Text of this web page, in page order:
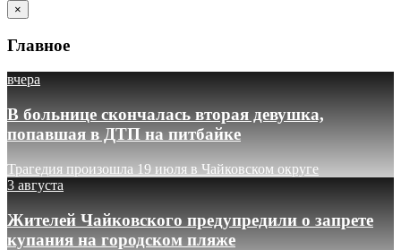
×
Главное
вчера
В больнице скончалась вторая девушка,
попавшая в ДТП на питбайке
Трагедия произошла 19 июля в Чайковском округе
3 августа
Жителей Чайковского предупредили о запрете
купания на городском пляже